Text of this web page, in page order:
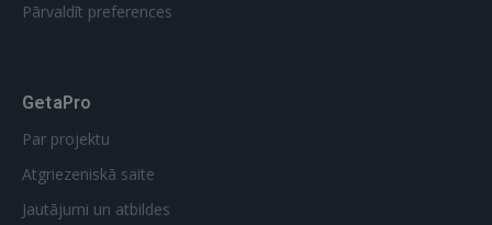
Pārvaldīt preferences
GetaPro
Par projektu
Atgriezeniskā saite
Jautājumi un atbildes